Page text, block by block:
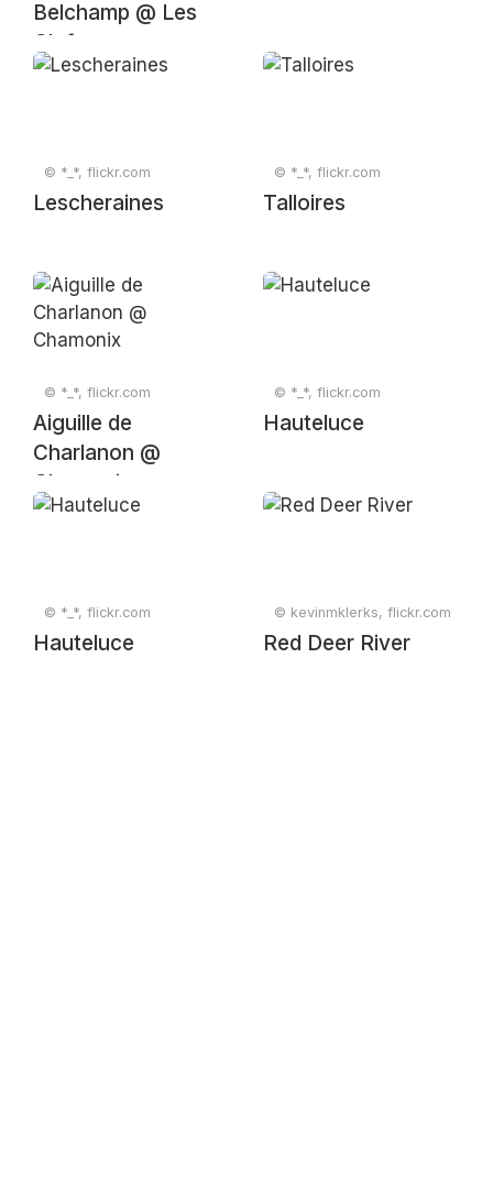
Belchamp @ Les
Clefs
© *_*, flickr.com
Lescheraines
© *_*, flickr.com
Talloires
© *_*, flickr.com
Aiguille de
Charlanon @
Chamonix
© *_*, flickr.com
Hauteluce
© *_*, flickr.com
Hauteluce
© kevinmklerks, flickr.com
Red Deer River